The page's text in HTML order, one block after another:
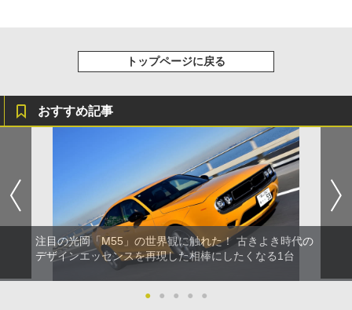
トップページに戻る
おすすめ記事
注目の光岡「M55」の世界観に触れた！ 古きよき時代の
デザインエッセンスを再現した相棒にしたくなる1台
● ● ● ● ●